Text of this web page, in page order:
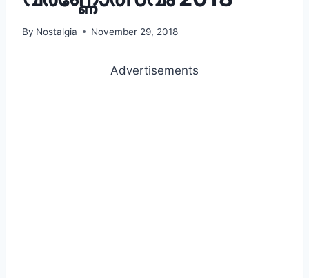
By Nostalgia November 29, 2018
Advertisements